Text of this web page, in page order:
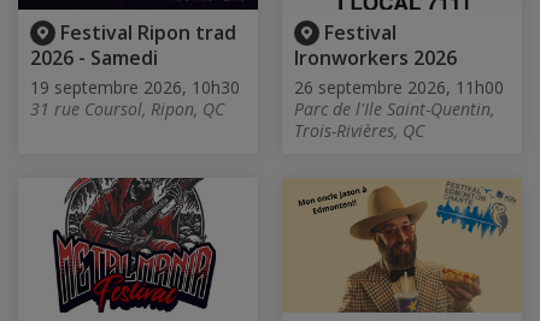
Festival Ripon trad
2026 - Samedi
19 septembre 2026, 10h30
31 rue Coursol, Ripon, QC
Festival
Ironworkers 2026
26 septembre 2026, 11h00
Parc de l'Ile Saint-Quentin,
Trois-Rivières, QC